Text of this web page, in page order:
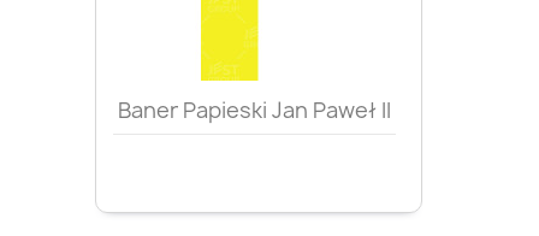
Baner Papieski Jan Paweł II